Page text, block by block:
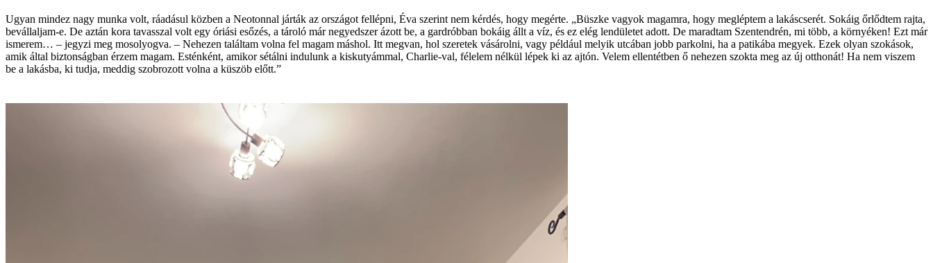
Ugyan mindez nagy munka volt, ráadásul közben a Neotonnal járták az országot fellépni, Éva szerint nem kérdés, hogy megérte. „Büszke vagyok magamra, hogy megléptem a lakáscserét. Sokáig őrlődtem rajta,
bevállaljam-e. De aztán kora tavasszal volt egy óriási esőzés, a tároló már negyedszer ázott be, a gardróbban bokáig állt a víz, és ez elég lendületet adott. De maradtam Szentendrén, mi több, a környéken! Ezt már
ismerem… – jegyzi meg mosolyogva. – Nehezen találtam volna fel magam máshol. Itt megvan, hol szeretek vásárolni, vagy például melyik utcában jobb parkolni, ha a patikába megyek. Ezek olyan szokások,
amik által biztonságban érzem magam. Esténként, amikor sétálni indulunk a kiskutyámmal, Charlie-val, félelem nélkül lépek ki az ajtón. Velem ellentétben ő nehezen szokta meg az új otthonát! Ha nem viszem
be a lakásba, ki tudja, meddig szobrozott volna a küszöb előtt.”